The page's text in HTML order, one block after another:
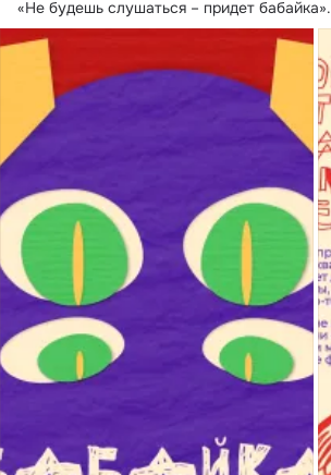
«Не будешь слушаться – придет бабайка».